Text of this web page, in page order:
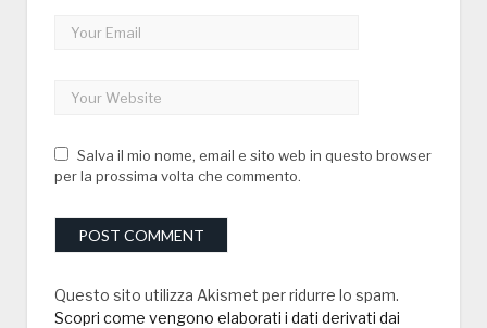
Salva il mio nome, email e sito web in questo browser
per la prossima volta che commento.
Questo sito utilizza Akismet per ridurre lo spam.
Scopri come vengono elaborati i dati derivati dai